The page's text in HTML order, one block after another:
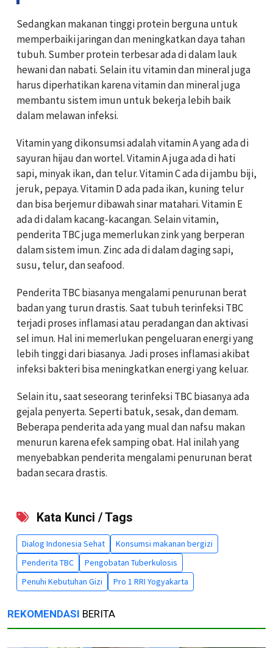
Sedangkan makanan tinggi protein berguna untuk
memperbaiki jaringan dan meningkatkan daya tahan
tubuh. Sumber protein terbesar ada di dalam lauk
hewani dan nabati. Selain itu vitamin dan mineral juga
harus diperhatikan karena vitamin dan mineral juga
membantu sistem imun untuk bekerja lebih baik
dalam melawan infeksi.
Vitamin yang dikonsumsi adalah vitamin A yang ada di
sayuran hijau dan wortel. Vitamin A juga ada di hati
sapi, minyak ikan, dan telur. Vitamin C ada di jambu biji,
jeruk, pepaya. Vitamin D ada pada ikan, kuning telur
dan bisa berjemur dibawah sinar matahari. Vitamin E
ada di dalam kacang-kacangan. Selain vitamin,
penderita TBC juga memerlukan zink yang berperan
dalam sistem imun. Zinc ada di dalam daging sapi,
susu, telur, dan seafood.
Penderita TBC biasanya mengalami penurunan berat
badan yang turun drastis. Saat tubuh terinfeksi TBC
terjadi proses inflamasi atau peradangan dan aktivasi
sel imun. Hal ini memerlukan pengeluaran energi yang
lebih tinggi dari biasanya. Jadi proses inflamasi akibat
infeksi bakteri bisa meningkatkan energi yang keluar.
Selain itu, saat seseorang terinfeksi TBC biasanya ada
gejala penyerta. Seperti batuk, sesak, dan demam.
Beberapa penderita ada yang mual dan nafsu makan
menurun karena efek samping obat. Hal inilah yang
menyebabkan penderita mengalami penurunan berat
badan secara drastis.
Kata Kunci / Tags
Dialog Indonesia Sehat
Konsumsi makanan bergizi
Penderita TBC
Pengobatan Tuberkulosis
Penuhi Kebutuhan Gizi
Pro 1 RRI Yogyakarta
REKOMENDASI BERITA